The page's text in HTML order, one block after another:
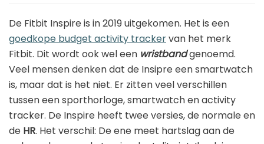
Smartwatches
Horloge voor kinderen
Gezondheidshorloge
Golfhorloge
Accessoires
Reviews
Amazfit
Apple
Fitbit
Nieuws
De Fitbit Inspire is in 2019 uitgekomen. Het is een
goedkope budget activity trackervan het merk
Fitbit. Dit wordt ook wel een wristbandgenoemd.
Veel mensen denken dat de Insipre een smartwatch
is, maar dat is het niet. Er zitten veel verschillen
tussen een sporthorloge, smartwatch en activity
tracker. De Inspire heeft twee versies, de normale en
de HR. Het verschil: De ene meet hartslag aan de